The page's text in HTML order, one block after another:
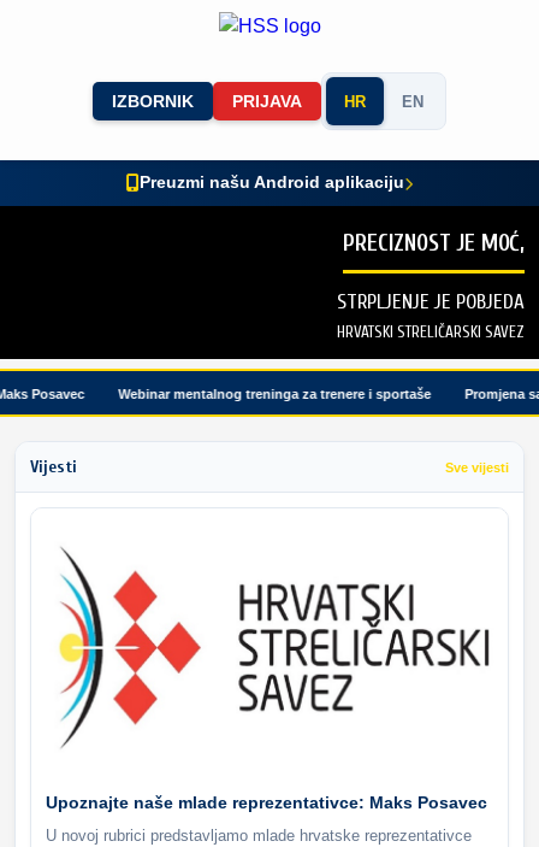
IZBORNIK PRIJAVA HR EN
Preuzmi našu Android aplikaciju
PRECIZNOST JE MOĆ,
STRPLJENJE JE POBJEDA
HRVATSKI STRELIČARSKI SAVEZ
Posavec Webinar mentalnog treninga za trenere i sportaše Promjena
Vijesti Sve vijesti
Upoznajte naše mlade reprezentativce: Maks Posavec
U novoj rubrici predstavljamo mlade hrvatske reprezentativce